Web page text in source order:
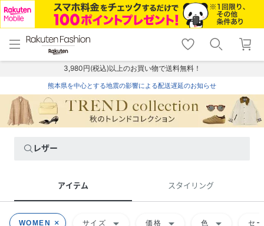
menu home
トップ
shopping_cart lock_outline
ログイン
3,980円(税込)以上のお買い物で送料無料！
熊本県を中心とする地震の影響による配送遅延のお知らせ
レザー
アイテム スタイリング
WOMEN サイズ 価格 色 セ